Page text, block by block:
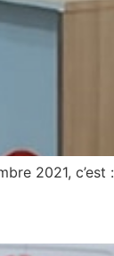
2021, c’est :